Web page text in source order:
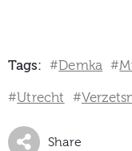
Tags: #Demka #
#Utrecht #
Share